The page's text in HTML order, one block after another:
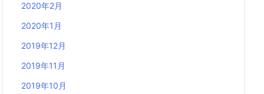
2020年2月
2020年1月
2019年12月
2019年11月
2019年10月